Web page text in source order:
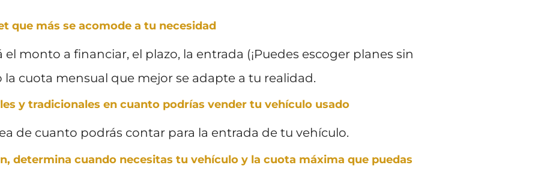
que más se acomode a tu necesidad
monto a financiar, el plazo, la entrada (¡Puedes escoger planes sin
cuota mensual que mejor se adapte a tu realidad.
y tradicionales en cuanto podrías vender tu vehículo usado
de cuanto podrás contar para la entrada de tu vehículo.
determina cuando necesitas tu vehículo y la cuota máxima que puedas